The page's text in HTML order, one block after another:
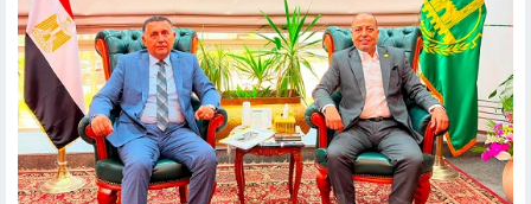
محافظة القليوبية: لجنة مشتركة مع شعبة مسبوكات المعادن لتطوير
القطاع